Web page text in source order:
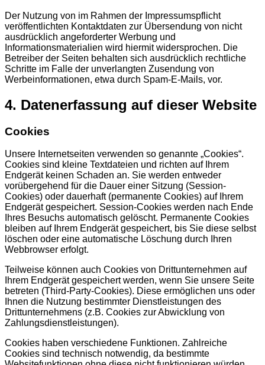
Der Nutzung von im Rahmen der Impressumspflicht
veröffentlichten Kontaktdaten zur Übersendung von nicht
ausdrücklich angeforderter Werbung und
Informationsmaterialien wird hiermit widersprochen. Die
Betreiber der Seiten behalten sich ausdrücklich rechtliche
Schritte im Falle der unverlangten Zusendung von
Werbeinformationen, etwa durch Spam-E-Mails, vor.
4. Datenerfassung auf dieser Website
Cookies
Unsere Internetseiten verwenden so genannte „Cookies“.
Cookies sind kleine Textdateien und richten auf Ihrem
Endgerät keinen Schaden an. Sie werden entweder
vorübergehend für die Dauer einer Sitzung (Session-
Cookies) oder dauerhaft (permanente Cookies) auf Ihrem
Endgerät gespeichert. Session-Cookies werden nach Ende
Ihres Besuchs automatisch gelöscht. Permanente Cookies
bleiben auf Ihrem Endgerät gespeichert, bis Sie diese selbst
löschen oder eine automatische Löschung durch Ihren
Webbrowser erfolgt.
Teilweise können auch Cookies von Drittunternehmen auf
Ihrem Endgerät gespeichert werden, wenn Sie unsere Seite
betreten (Third-Party-Cookies). Diese ermöglichen uns oder
Ihnen die Nutzung bestimmter Dienstleistungen des
Drittunternehmens (z.B. Cookies zur Abwicklung von
Zahlungsdienstleistungen).
Cookies haben verschiedene Funktionen. Zahlreiche
Cookies sind technisch notwendig, da bestimmte